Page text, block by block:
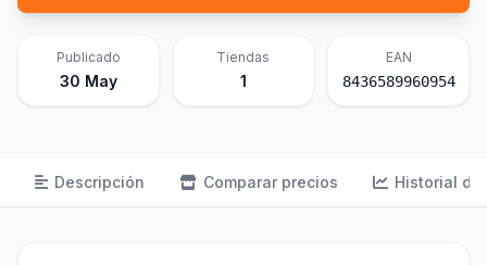
Publicado
30 May
Tiendas
1
EAN
8436589960954
Descripción Comparar precios Historial de